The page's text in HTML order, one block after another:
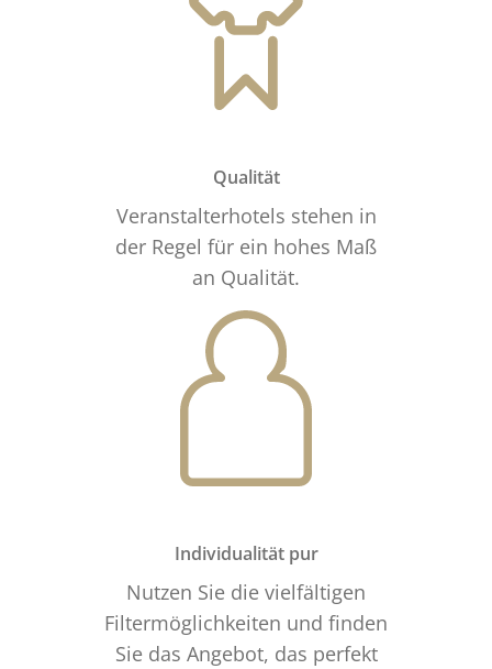
Qualität
Veranstalterhotels stehen in
der Regel für ein hohes Maß
an Qualität.
Individualität pur
Nutzen Sie die vielfältigen
Filtermöglichkeiten und finden
Sie das Angebot, das perfekt